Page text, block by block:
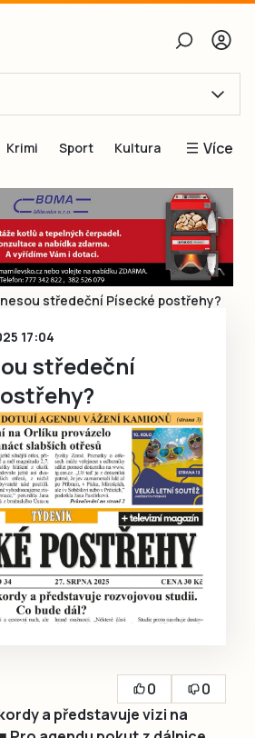
Obnovit heslo
Přihlásit se
se přes Facebook
účet, chci se
Krimi Sport Kultura Více
Blogy
Inspirace
Čtenáři píší
Speciální přílohy
Inzerce
středeční Písecké postřehy?
17:04
středeční
0
0
a představuje vizi na